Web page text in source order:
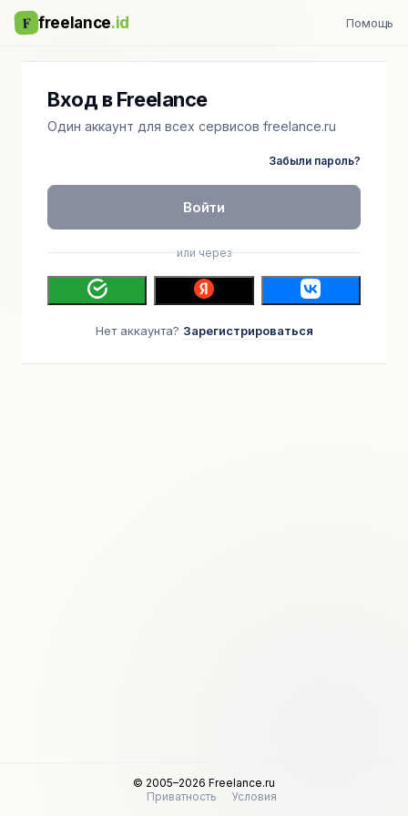
F freelance.id Помощь
Вход в Freelance
Один аккаунт для всех сервисов freelance.ru
Забыли пароль?
Войти
или через
Нет аккаунта? Зарегистрироваться
© 2005–2026 Freelance.ru
Приватность
Условия